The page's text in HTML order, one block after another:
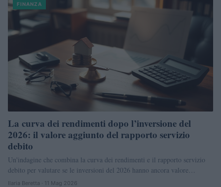
FINANZA
La curva dei rendimenti dopo l’inversione del
2026: il valore aggiunto del rapporto servizio
debito
Un'indagine che combina la curva dei rendimenti e il rapporto servizio
debito per valutare se le inversioni del 2026 hanno ancora valore…
Ilaria Beretta · 11 Mag 2026